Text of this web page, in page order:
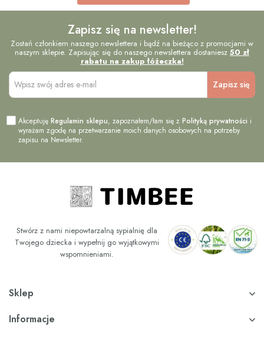
Zapisz się na newsletter!
Zostań członkiem naszego newslettera i bądź na bieżąco z promocjami w
naszym sklepie. Zapisując się do naszego newslettera dostaniesz 50 zł
rabatu na zakup łóżeczka!
AkceptujęRegulamin sklepu, zapoznałem/łam się zPolityką prywatności i
wyrażam zgodę na przetwarzanie moich danych osobowych na potrzeby
zapisu na Newsletter.
Stwórz z nami niepowtarzalną sypialnię dla
Twojego dziecka i wypełnij go wyjątkowymi
wspomnieniami.
Sklep
Informacje